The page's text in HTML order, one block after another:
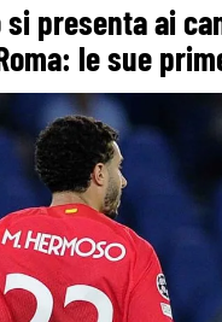
si presenta ai
le sue